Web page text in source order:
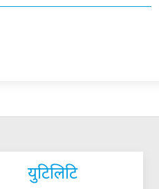
युटिलिटि